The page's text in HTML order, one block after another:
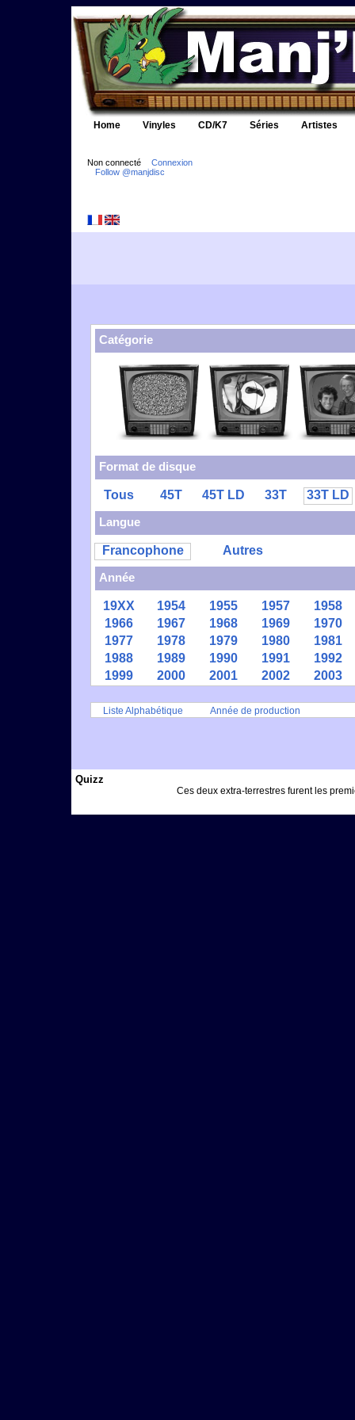
Home Vinyles CD/K7 Séries Artistes
Non connecté
Connexion
Follow @manjdisc
Catégorie
Format de disque
Tous 45T 45T LD 33T
33T LD
Langue
Francophone
Autres
Année
19XX 1954 1955 1957
1958
1966
1967 1968 1969
1970
1977
1978 1979 1980
1981
1988
1989 1990 1991
1992
1999
2000 2001 2002 2003
Liste Alphabétique Année de production
Quizz
Ces deux extra-terrestres furent les